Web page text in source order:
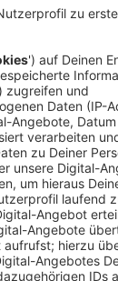
3,50 Meter
Säule. Sie
Händen hält die
Gans. Im
Monheim
Euro